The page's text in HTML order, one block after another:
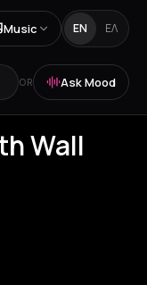
Music EN ΕΛ
OR Ask Mood
Wall